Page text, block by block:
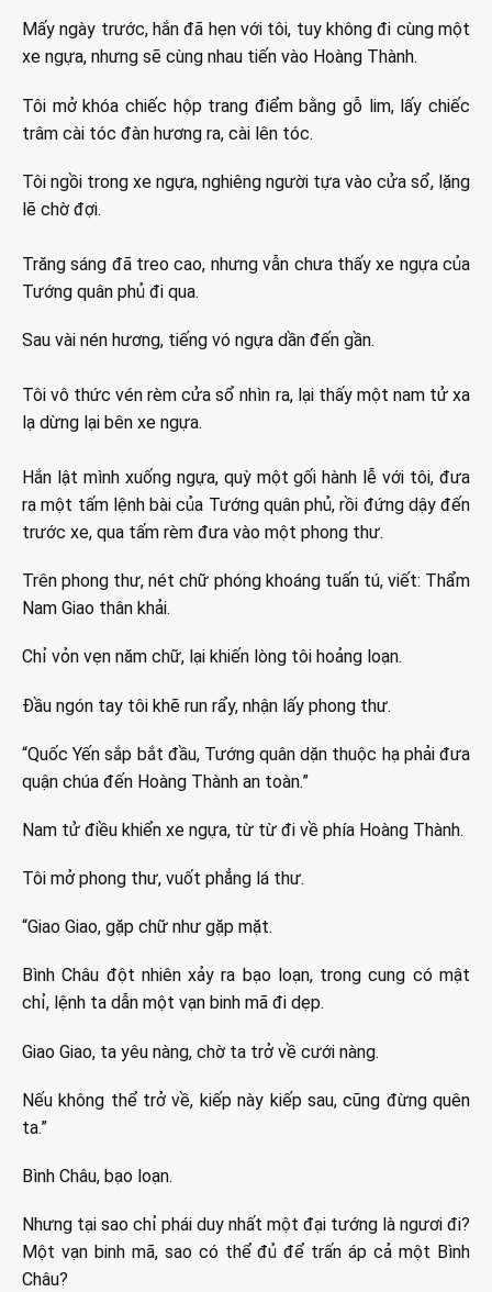
Mấy ngày trước, hắn đã hẹn với tôi, tuy không đi cùng một
xe ngựa, nhưng sẽ cùng nhau tiến vào Hoàng Thành.
Tôi mở khóa chiếc hộp trang điểm bằng gỗ lim, lấy chiếc
trâm cài tóc đàn hương ra, cài lên tóc.
Tôi ngồi trong xe ngựa, nghiêng người tựa vào cửa sổ, lặng
lẽ chờ đợi.
Trăng sáng đã treo cao, nhưng vẫn chưa thấy xe ngựa của
Tướng quân phủ đi qua.
Sau vài nén hương, tiếng vó ngựa dần đến gần.
Tôi vô thức vén rèm cửa sổ nhìn ra, lại thấy một nam tử xa
lạ dừng lại bên xe ngựa.
Hắn lật mình xuống ngựa, quỳ một gối hành lễ với tôi, đưa
ra một tấm lệnh bài của Tướng quân phủ, rồi đứng dậy đến
trước xe, qua tấm rèm đưa vào một phong thư.
Trên phong thư, nét chữ phóng khoáng tuấn tú, viết: Thẩm
Nam Giao thân khải.
Chỉ vỏn vẹn năm chữ, lại khiến lòng tôi hoảng loạn.
Đầu ngón tay tôi khẽ run rẩy, nhận lấy phong thư.
“Quốc Yến sắp bắt đầu, Tướng quân dặn thuộc hạ phải đưa
quận chúa đến Hoàng Thành an toàn.”
Nam tử điều khiển xe ngựa, từ từ đi về phía Hoàng Thành.
Tôi mở phong thư, vuốt phẳng lá thư.
“Giao Giao, gặp chữ như gặp mặt.
Bình Châu đột nhiên xảy ra bạo loạn, trong cung có mật
chỉ, lệnh ta dẫn một vạn binh mã đi dẹp.
Giao Giao, ta yêu nàng, chờ ta trở về cưới nàng.
Nếu không thể trở về, kiếp này kiếp sau, cũng đừng quên
ta.”
Bình Châu, bạo loạn.
Nhưng tại sao chỉ phái duy nhất một đại tướng là ngươi đi?
Một vạn binh mã, sao có thể đủ để trấn áp cả một Bình
Châu?